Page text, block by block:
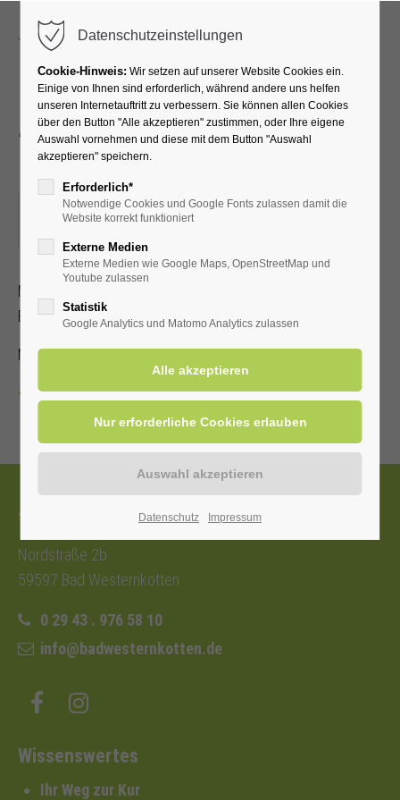
Atemübungen an den
Gradierwerken
14.04.2026, 15:30
Mit speziellen Atemübungen lernen Sie, wie der positive
Effekt der gesunden Aerosole verstärkt werden kann
Mit Kur-/Einwohnerkarte 2,00 €, ohne 5,00 €
Zurück
Tourist-Information
Nordstraße 2b
59597 Bad Westernkotten
0 29 43 . 976 58 10
info@badwesternkotten.de
Wissenswertes
Ihr Weg zur Kur
Datenschutzeinstellungen
Cookie-Hinweis: Wir setzen auf unserer Website Cookies ein.
Einige von Ihnen sind erforderlich, während andere uns helfen
unseren Internetauftritt zu verbessern. Sie können allen Cookies
über den Button "Alle akzeptieren" zustimmen, oder Ihre eigene
Auswahl vornehmen und diese mit dem Button "Auswahl
akzeptieren" speichern.
Erforderlich*
Notwendige Cookies und Google Fonts zulassen damit die
Website korrekt funktioniert
Externe Medien
Externe Medien wie Google Maps, OpenStreetMap und
Youtube zulassen
Statistik
Google Analytics und Matomo Analytics zulassen
Datenschutz Impressum